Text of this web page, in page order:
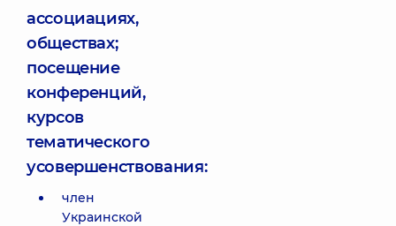
ассоциациях,
обществах;
посещение
конференций,
курсов
тематического
усовершенствования:
член
Украинской